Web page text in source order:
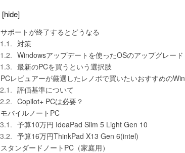
[hide]
サポートが終了するとどうなる
対策
Windowsアップデートを使ったOSのアップグレード
最新のPCを買うという選択肢
PCレビュアーが厳選したレノボで買いたいおすすめの
評価基準について
Copilot+ PCは必要？
モバイルノートPC
予算10万円 IdeaPad Slim 5 Light Gen 10
予算16万円ThinkPad X13 Gen 6(intel)
スタンダードノートPC（家庭用）